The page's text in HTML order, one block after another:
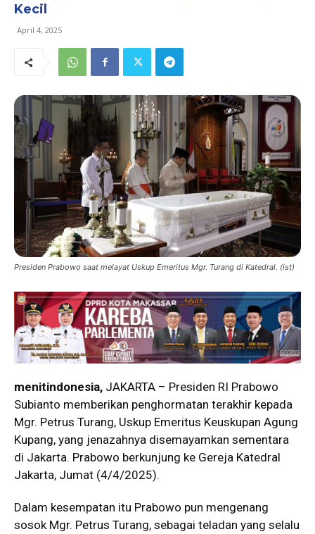
Kecil
April 4, 2025
Presiden Prabowo saat melayat Uskup Emeritus Mgr. Turang di Katedral. (ist)
menitindonesia, JAKARTA – Presiden RI Prabowo
Subianto memberikan penghormatan terakhir kepada
Mgr. Petrus Turang, Uskup Emeritus Keuskupan Agung
Kupang, yang jenazahnya disemayamkan sementara
di Jakarta. Prabowo berkunjung ke Gereja Katedral
Jakarta, Jumat (4/4/2025).
Dalam kesempatan itu Prabowo pun mengenang
sosok Mgr. Petrus Turang, sebagai teladan yang selalu